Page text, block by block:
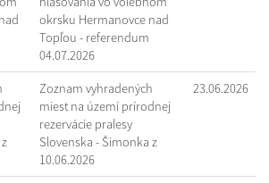
okrsku Hermanovce nad
Topľou - referendum
04.07.2026
Zoznam vyhradených
miest na území prírodnej
rezervácie pralesy
Slovenska - Šimonka z
10.06.2026
23.06.2026